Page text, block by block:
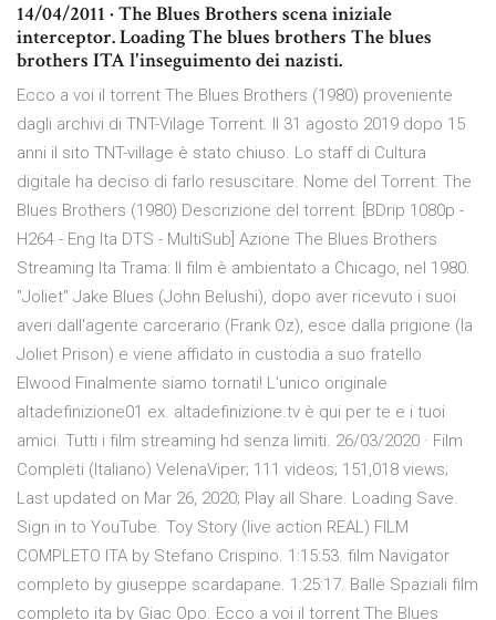
14/04/2011 · The Blues Brothers scena iniziale
interceptor. Loading The blues brothers The blues
brothers ITA l'inseguimento dei nazisti.
Ecco a voi il torrent The Blues Brothers (1980) proveniente
dagli archivi di TNT-Vilage Torrent. Il 31 agosto 2019 dopo 15
anni il sito TNT-village è stato chiuso. Lo staff di Cultura
digitale ha deciso di farlo resuscitare. Nome del Torrent: The
Blues Brothers (1980) Descrizione del torrent: [BDrip 1080p -
H264 - Eng Ita DTS - MultiSub] Azione The Blues Brothers
Streaming Ita Trama: Il film è ambientato a Chicago, nel 1980.
"Joliet" Jake Blues (John Belushi), dopo aver ricevuto i suoi
averi dall'agente carcerario (Frank Oz), esce dalla prigione (la
Joliet Prison) e viene affidato in custodia a suo fratello
Elwood Finalmente siamo tornati! L'unico originale
altadefinizione01 ex. altadefinizione.tv è qui per te e i tuoi
amici. Tutti i film streaming hd senza limiti. 26/03/2020 · Film
Completi (Italiano) VelenaViper; 111 videos; 151,018 views;
Last updated on Mar 26, 2020; Play all Share. Loading Save.
Sign in to YouTube. Toy Story (live action REAL) FILM
COMPLETO ITA by Stefano Crispino. 1:15:53. film Navigator
completo by giuseppe scardapane. 1:25:17. Balle Spaziali film
completo ita by Giac Opo. Ecco a voi il torrent The Blues